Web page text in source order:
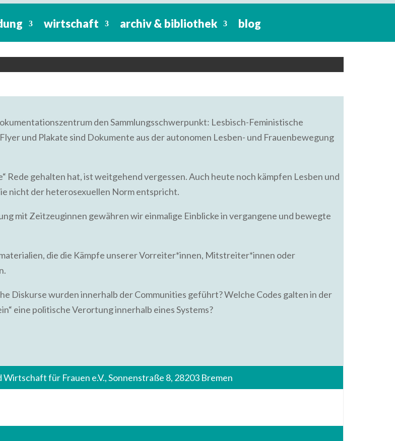
wirtschaft archiv & bibliothek blog
für Frauen e.V., Sonnenstraße 8, 28203 Bremen
den Sammlungsschwerpunkt: Lesbisch-Feministische
und Plakate sind Dokumente aus der autonomen Lesben- und Frauenbewegung
Rede gehalten hat, ist weitgehend vergessen. Auch heute noch kämpfen Lesben und
nicht der heterosexuellen Norm entspricht.
mit Zeitzeuginnen gewähren wir einmalige Einblicke in vergangene und bewegte
die die Kämpfe unserer Vorreiter*innen, Mitstreiter*innen oder
Diskurse wurden innerhalb der Communities geführt? Welche Codes galten in der
eine politische Verortung innerhalb eines Systems?
für Frauen e.V., Sonnenstraße 8, 28203 Bremen